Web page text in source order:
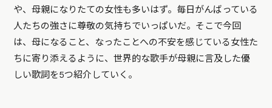
や、母親になりたての女性も多いはず。毎日がんばっている
人たちの強さに尊敬の気持ちでいっぱいだ。そこで今回
は、母になること、なったことへの不安を感じている女性た
ちに寄り添えるように、世界的な歌手が母親に言及した優
しい歌詞を5つ紹介していく。